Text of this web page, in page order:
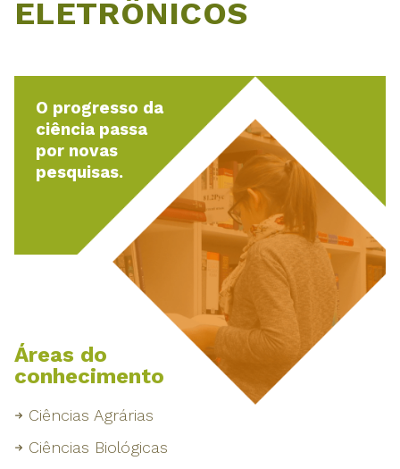
ELETRÔNICOS
O progresso da
ciência passa
por novas
pesquisas.
Áreas do
conhecimento
Ciências Agrárias
Ciências Biológicas